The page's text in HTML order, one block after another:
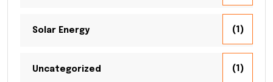
Solar Energy (1)
Uncategorized (1)